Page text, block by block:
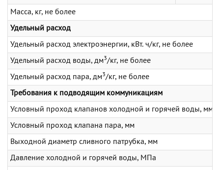
Масса, кг, не более
Удельный расход
Удельный расход электроэнергии, кВт. ч/кг, не более
Удельный расход воды, дм 3/кг, не более
Удельный расход пара, дм 3/кг, не более
Требования к подводящим коммуникациям
Условный проход клапанов холодной и горячей воды, мм
Условный проход клапана пара, мм
Выходной диаметр сливного патрубка, мм
Давление холодной и горячей воды, МПа